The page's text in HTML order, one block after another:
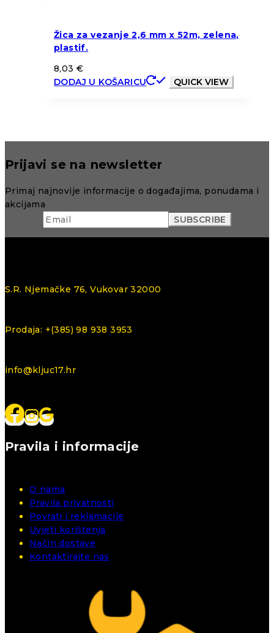
Žica za vezanje 2,6 mm x 52m, zelena,
plastif.
8,03 €
DODAJ U KOŠARICU
QUICK VIEW
Prijavi se na newsletter
Primaj najnovije informacije o događajima, ponudama i
akcijama
S.R. Njemačke 76, Vukovar 32000
Prodaja: +(385) 98 938 3953
info@kljuc17.hr
Pravila i informacije
O nama
Pravila privatnosti
Povrati i reklamacije
Uvjeti korištenja
Način dostave
Kontaktirajte nas